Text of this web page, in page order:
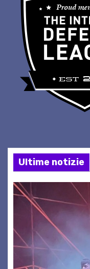
Ultime notizie